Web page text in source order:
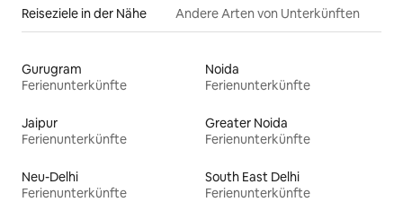
Reiseziele in der Nähe Andere Arten von Unterkünften
Gurugram
Ferienunterkünfte
Noida
Ferienunterkünfte
Jaipur
Ferienunterkünfte
Greater Noida
Ferienunterkünfte
Neu-Delhi
Ferienunterkünfte
South East Delhi
Ferienunterkünfte